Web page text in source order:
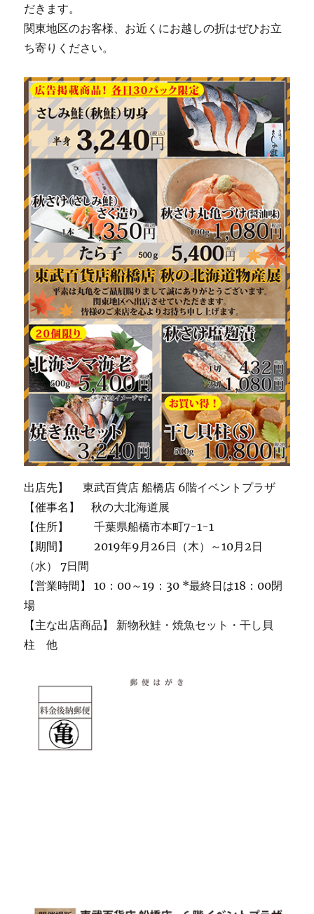
だきます。
関東地区のお客様、お近くにお越しの折はぜひお立
ち寄りください。
出店先】 東武百貨店 船橋店 6階イベントプラザ
【催事名】 秋の大北海道展
【住所】 千葉県船橋市本町7-1-1
【期間】 2019年9月26日（木）～10月2日
（水） 7日間
【営業時間】 10：00～19：30 *最終日は18：00閉
場
【主な出店商品】 新物秋鮭・焼魚セット・干し貝
柱 他